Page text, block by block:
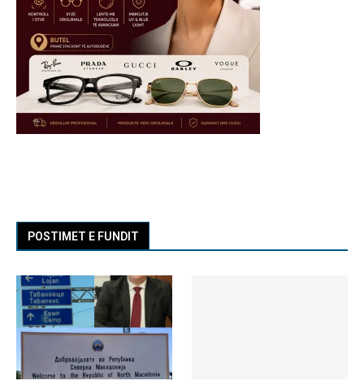
POSTIMET E FUNDIT